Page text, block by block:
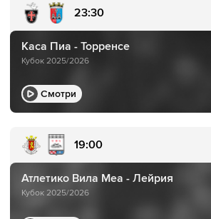
23:30
Каса Пиа - Торренсе
Кубок 2025/2026
Смотри
19:00
Атлетико Вила Меа - Лейрия
Кубок 2025/2026